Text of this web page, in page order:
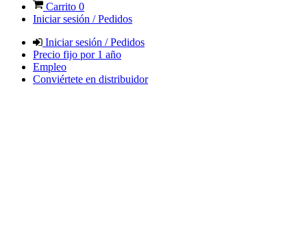
Carrito 0
Iniciar sesión / Pedidos
Iniciar sesión / Pedidos
Precio fijo por 1 año
Empleo
Conviértete en distribuidor